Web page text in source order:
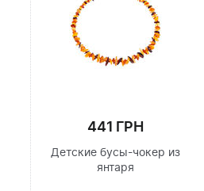
441 ГРН
Детские бусы-чокер из
янтаря